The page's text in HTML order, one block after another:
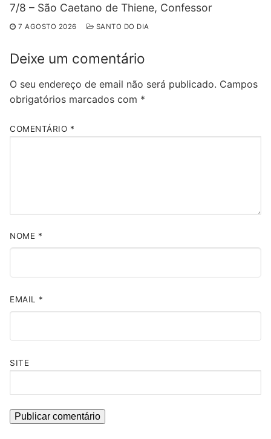
7/8 – São Caetano de Thiene, Confessor
7 AGOSTO 2026 SANTO DO DIA
Deixe um comentário
O seu endereço de email não será publicado. Campos
obrigatórios marcados com *
COMENTÁRIO *
NOME *
EMAIL *
SITE